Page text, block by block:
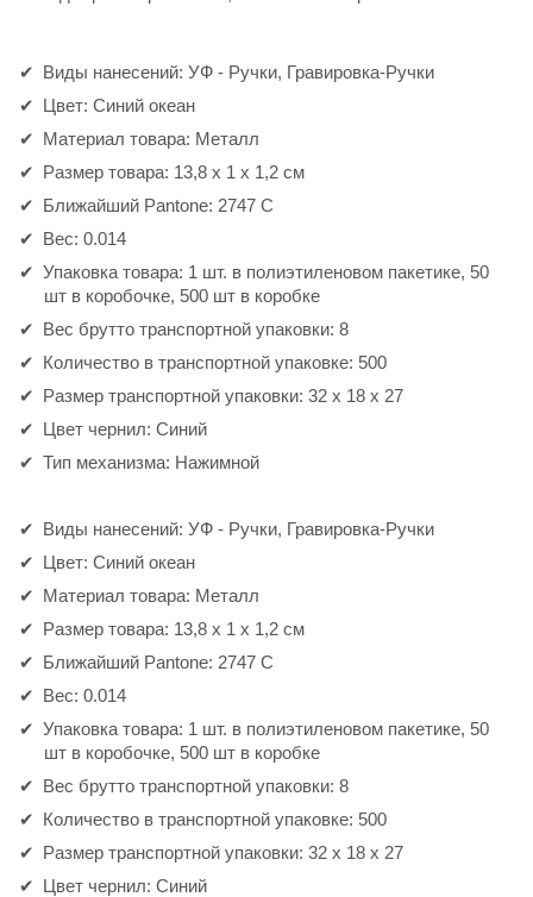
Виды нанесений: УФ - Pучки, Гравировка-Pучки
Цвет: Синий океан
Материал товара: Металл
Размер товара: 13,8 x 1 x 1,2 см
Ближайший Pantone: 2747 С
Вес: 0.014
Упаковка товара: 1 шт. в полиэтиленовом пакетике, 50
шт в коробочке, 500 шт в коробке
Вес брутто транспортной упаковки: 8
Количество в транспортной упаковке: 500
Размер транспортной упаковки: 32 x 18 x 27
Цвет чернил: Синий
Тип механизма: Нажимной
Виды нанесений: УФ - Pучки, Гравировка-Pучки
Цвет: Синий океан
Материал товара: Металл
Размер товара: 13,8 x 1 x 1,2 см
Ближайший Pantone: 2747 С
Вес: 0.014
Упаковка товара: 1 шт. в полиэтиленовом пакетике, 50
шт в коробочке, 500 шт в коробке
Вес брутто транспортной упаковки: 8
Количество в транспортной упаковке: 500
Размер транспортной упаковки: 32 x 18 x 27
Цвет чернил: Синий